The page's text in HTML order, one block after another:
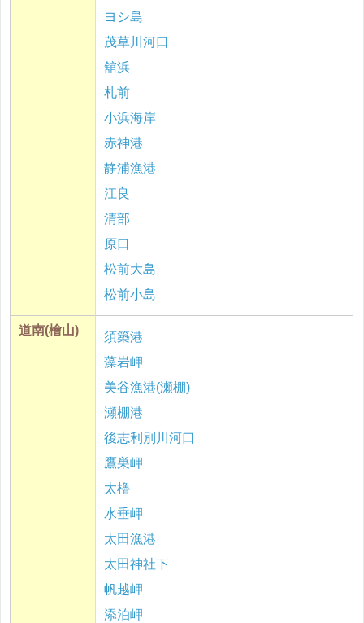
ヨシ島
茂草川河口
舘浜
札前
小浜海岸
赤神港
静浦漁港
江良
清部
原口
松前大島
松前小島
道南(檜山)
須築港
藻岩岬
美谷漁港(瀬棚)
瀬棚港
後志利別川河口
鷹巣岬
太櫓
水垂岬
太田漁港
太田神社下
帆越岬
添泊岬